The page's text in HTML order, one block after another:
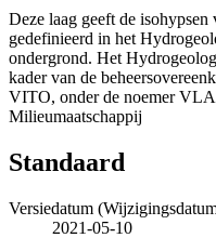
Deze laag geeft de
gedefinieerd in het
ondergrond. Het
kader van de
VITO, onder de noemer
Milieumaatschappij
Standaard
Versiedatum
2021-05-10